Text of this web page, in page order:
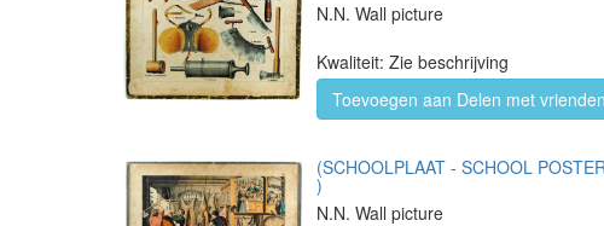
N.N. Wall picture
Kwaliteit: Zie beschrijving
Toevoegen aan Delen met vrienden
(SCHOOLPLAAT - SCHOOL
)
N.N. Wall picture